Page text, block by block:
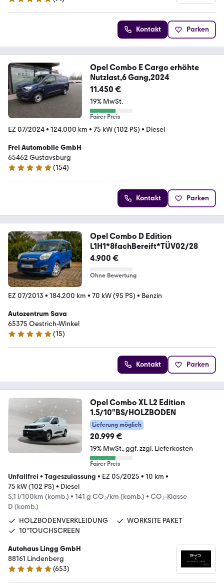
5 Sterne
Kontakt Parken
Opel Combo E Cargo erhöhte
Nutzlast,6 Gang,2024
11.450 €
19% MwSt.
Fairer Preis
EZ 07/2024• 124.000 km • 75 kW (102 PS) • Diesel
Frei Automobile GmbH
65462 Gustavsburg
5 Sterne
(154)
Kontakt Parken
Opel Combo D Edition
L1H1*8fachBereift*TÜV02/28
4.900 €
Ohne Bewertung
EZ 07/2013 • 184.200 km • 70 kW (95 PS) • Benzin
Autozentrum Sava
65375 Oestrich-Winkel
5 Sterne
(15)
Kontakt Parken
Opel Combo XL L2 Edition
1.5/10"BS/HOLZBODEN
Lieferung möglich
20.999 €
19% MwSt. ggf. zzgl. Lieferkosten
Fairer Preis
Unfallfrei • Tageszulassung • EZ 05/2025 • 10 km •
75 kW (102 PS) • Diesel
5,1 l/100km (komb.) • 141 g CO₂/km (komb.) • CO₂-Klasse
D (komb.)
HOLZBODENVERKLEIDUNG
WORKSITE PAKET
10"TOUCHSCREEN
Autohaus Lingg GmbH
88161 Lindenberg
5 Sterne
(653)